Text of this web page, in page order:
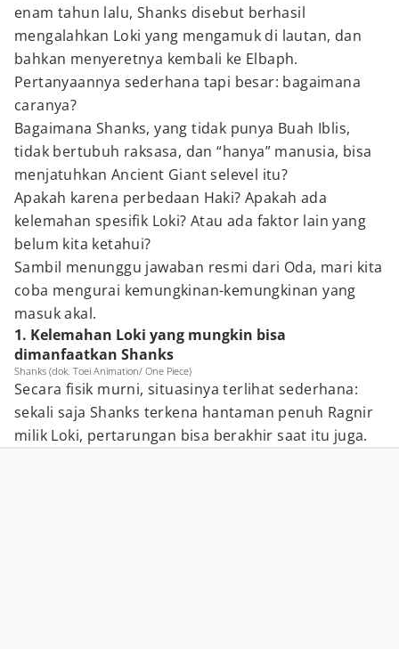
enam tahun lalu, Shanks disebut berhasil
mengalahkan Loki yang mengamuk di lautan, dan
bahkan menyeretnya kembali ke Elbaph.
Pertanyaannya sederhana tapi besar: bagaimana
caranya?
Bagaimana Shanks, yang tidak punya Buah Iblis,
tidak bertubuh raksasa, dan “hanya” manusia, bisa
menjatuhkan Ancient Giant selevel itu?
Apakah karena perbedaan Haki? Apakah ada
kelemahan spesifik Loki? Atau ada faktor lain yang
belum kita ketahui?
Sambil menunggu jawaban resmi dari Oda, mari kita
coba mengurai kemungkinan-kemungkinan yang
masuk akal.
1. Kelemahan Loki yang mungkin bisa
dimanfaatkan Shanks
Shanks (dok. Toei Animation/ One Piece)
Secara fisik murni, situasinya terlihat sederhana:
sekali saja Shanks terkena hantaman penuh Ragnir
milik Loki, pertarungan bisa berakhir saat itu juga.